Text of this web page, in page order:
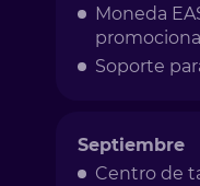
Moneda
Soporte
Septiembre
Centro de